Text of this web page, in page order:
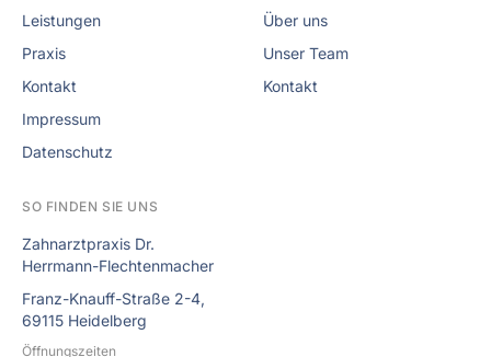
Leistungen
Praxis
Kontakt
Impressum
Datenschutz
Über uns
Unser Team
Kontakt
SO FINDEN SIE UNS
Zahnarztpraxis Dr.
Herrmann-Flechtenmacher
Franz-Knauff-Straße 2-4,
69115 Heidelberg
Öffnungszeiten